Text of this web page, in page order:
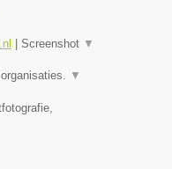
Screenshot ▼
▼